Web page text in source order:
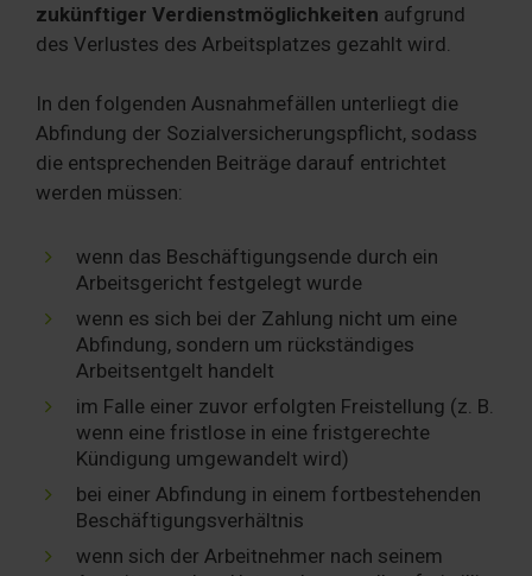
zukünftiger Verdienstmöglichkeiten aufgrund
des Verlustes des Arbeitsplatzes gezahlt wird.
In den folgenden Ausnahmefällen unterliegt die
Abfindung der Sozialversicherungspflicht, sodass
die entsprechenden Beiträge darauf entrichtet
werden müssen:
wenn das Beschäftigungsende durch ein
Arbeitsgericht festgelegt wurde
wenn es sich bei der Zahlung nicht um eine
Abfindung, sondern um rückständiges
Arbeitsentgelt handelt
im Falle einer zuvor erfolgten Freistellung (z. B.
wenn eine fristlose in eine fristgerechte
Kündigung umgewandelt wird)
bei einer Abfindung in einem fortbestehenden
Beschäftigungsverhältnis
wenn sich der Arbeitnehmer nach seinem